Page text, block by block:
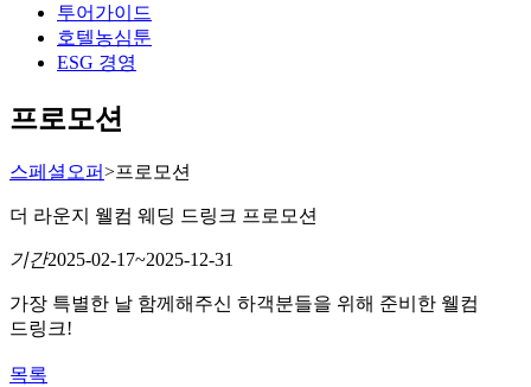
투어가이드
호텔농심툰
ESG 경영
프로모션
스페셜오퍼>프로모션
더 라운지 웰컴 웨딩 드링크 프로모션
기간2025-02-17~2025-12-31
가장 특별한 날 함께해주신 하객분들을 위해 준비한 웰컴
드링크!
목록